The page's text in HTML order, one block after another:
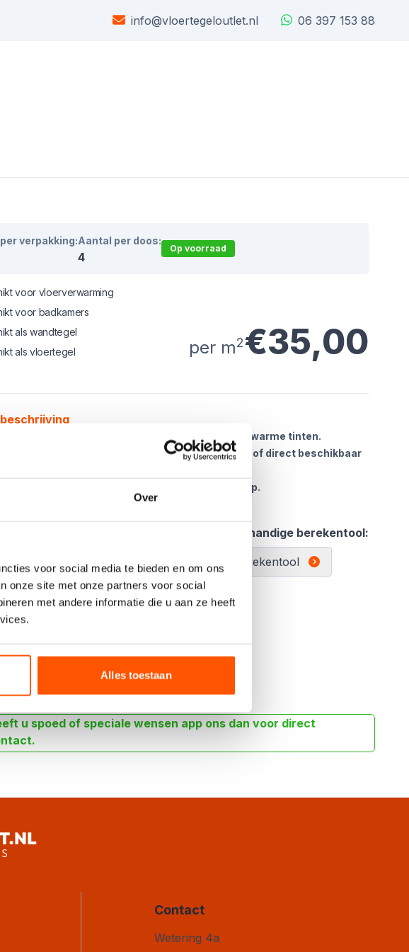
Over
voor social media te bieden en om ons
onze site met onze partners voor social
met andere informatie die u aan ze heeft
Alles toestaan
info@vloertegeloutlet.nl 06 397 153 88
verpakking:Aantal per doos:
4
Op voorraad
voor vloerverwarming
voor badkamers
als wandtegel
als vloertegel
per m2€35,00
beschikbaar in 61x61 & 80x80 in 3 prachtige warme tinten.
gerust voor aanvullende afbeeldingen. Tegels zijn of direct beschikbaar
u besteld altijd even de actuele voorraad svp.
Gebruik de handige berekentool:
Berekentool
u spoed of speciale wensen app ons dan voor direct
Contact
Vloertegel Outlet
Wetering 4a